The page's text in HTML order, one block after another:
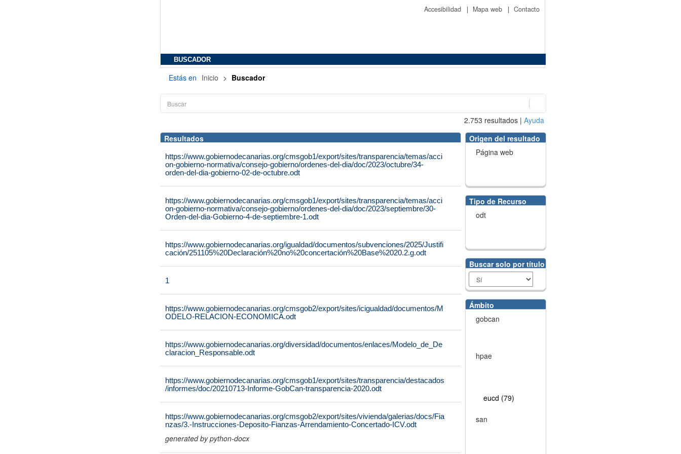
Accesibilidad | Mapa web | Contacto
BUSCADOR
Estás en Inicio > Buscador
2.753 resultados | Ayuda
Resultados
https://www.gobiernodecanarias.org/cmsgob1/export/sites/transparencia/temas/acci
on-gobierno-normativa/consejo-gobierno/ordenes-del-dia/doc/2023/octubre/34-
orden-del-dia-gobierno-02-de-octubre.odt
https://www.gobiernodecanarias.org/cmsgob1/export/sites/transparencia/temas/acci
on-gobierno-normativa/consejo-gobierno/ordenes-del-dia/doc/2023/septiembre/30-
Orden-del-dia-Gobierno-4-de-septiembre-1.odt
https://www.gobiernodecanarias.org/igualdad/documentos/subvenciones/2025/Justifi
cación/251105%20Declaración%20no%20concertación%20Base%2020.2.g.odt
1
https://www.gobiernodecanarias.org/cmsgob2/export/sites/icigualdad/documentos/M
ODELO-RELACION-ECONOMICA.odt
https://www.gobiernodecanarias.org/diversidad/documentos/enlaces/Modelo_de_De
claracion_Responsable.odt
https://www.gobiernodecanarias.org/cmsgob1/export/sites/transparencia/destacados
/informes/doc/20210713-Informe-GobCan-transparencia-2020.odt
https://www.gobiernodecanarias.org/cmsgob2/export/sites/vivienda/galerias/docs/Fia
nzas/3.-Instrucciones-Deposito-Fianzas-Arrendamiento-Concertado-ICV.odt
generated by python-docx
Origen del resultado
Página web
Tipo de Recurso
odt
Buscar solo por título
Ámbito
gobcan
hpae
eucd (79)
san